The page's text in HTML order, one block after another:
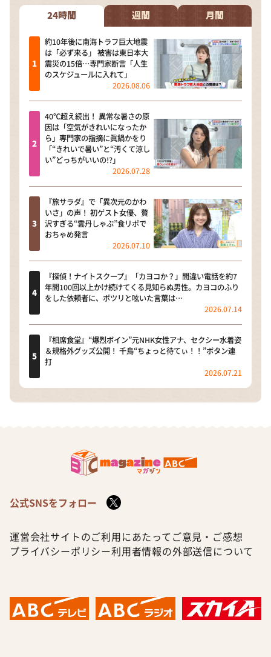
24時間 週間 月間
約10年後に南海トラフ巨大地震
は「必ず来る」 被害は東日本大
震災の15倍…専門家断言「人生
のスケジュールに入れて」
2026.08.06
40℃超え続出！ 異常な暑さの原
因は「空気がきれいになったか
ら」専門家の指摘に眞鍋かをり
「“きれいで暑い”と“汚くて涼し
い”どっちがいいの!?」
2026.07.28
『旅サラダ』で「異次元のかわ
いさ」の声！ 初ゲスト女優、贅
沢すぎる“雲丹しゃぶ”食リポで
おちゃめ発言
2026.07.10
『探偵！ナイトスクープ』「カヨコか？」間違い電話を約7
年間100回以上かけ続けてくる見知らぬ男性。カヨコのふり
をした依頼者に、ポツリと呟いた言葉は…
2026.07.14
『相席食堂』“爆烈ボイン”元NHK女性アナ、セクシー水着姿
＆規格外グッズ公開！ 千鳥“ちょっと待てぃ！！”ボタン連
打
2026.07.21
公式SNSをフォロー
運営会社サイトのご利用にあたって ご意見・ご感想
プライバシーポリシー利用者情報の外部送信について